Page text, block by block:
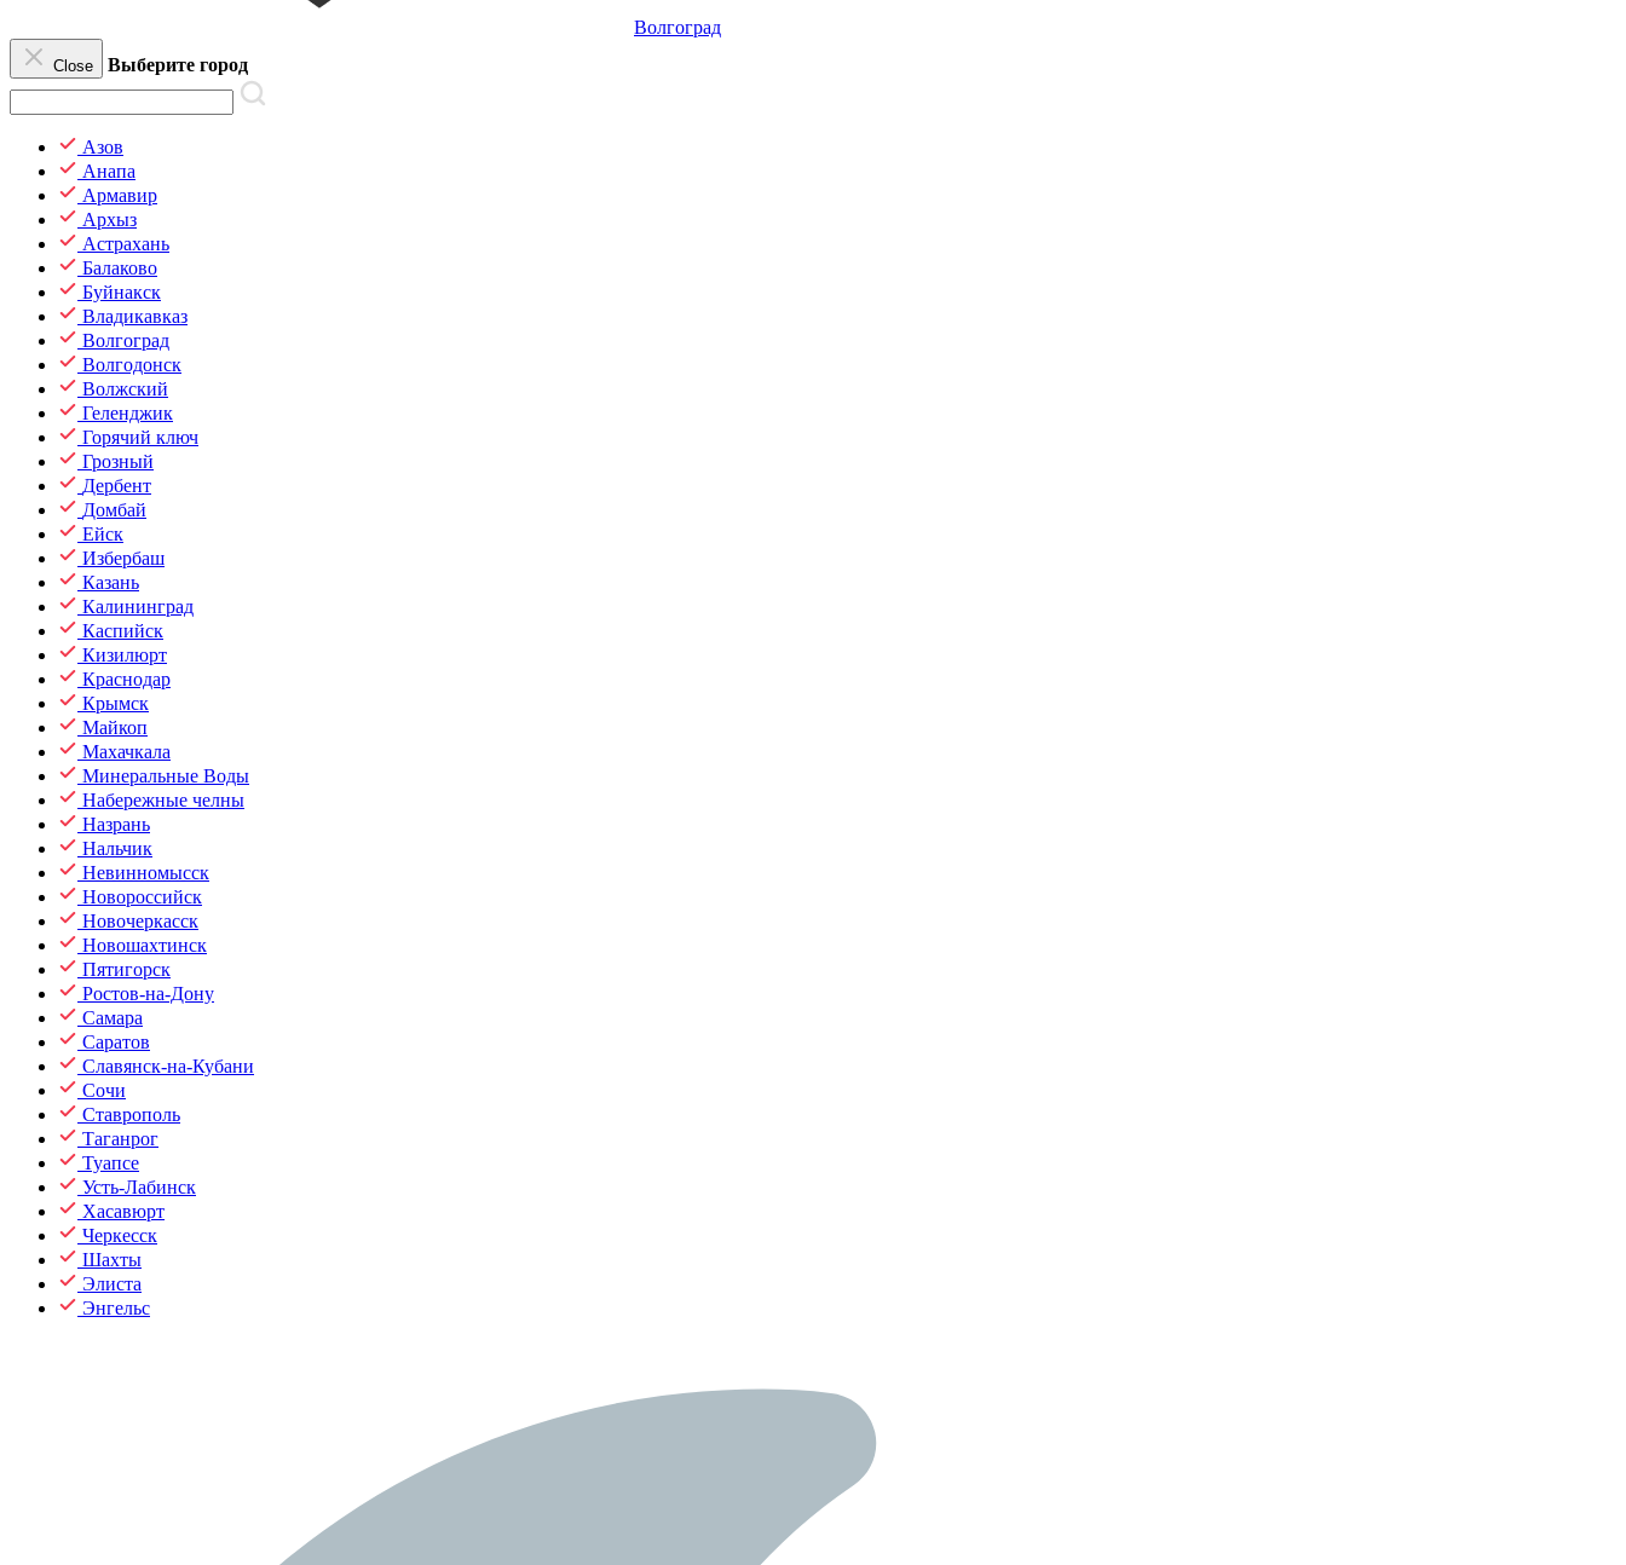
Волгоград
Close Выберите город
Азов
Анапа
Армавир
Архыз
Астрахань
Балаково
Буйнакск
Владикавказ
Волгоград
Волгодонск
Волжский
Геленджик
Горячий ключ
Грозный
Дербент
Домбай
Ейск
Избербаш
Казань
Калининград
Каспийск
Кизилюрт
Краснодар
Крымск
Майкоп
Махачкала
Минеральные Воды
Набережные челны
Назрань
Нальчик
Невинномысск
Новороссийск
Новочеркасск
Новошахтинск
Пятигорск
Ростов-на-Дону
Самара
Саратов
Славянск-на-Кубани
Сочи
Ставрополь
Таганрог
Туапсе
Усть-Лабинск
Хасавюрт
Черкесск
Шахты
Элиста
Энгельс